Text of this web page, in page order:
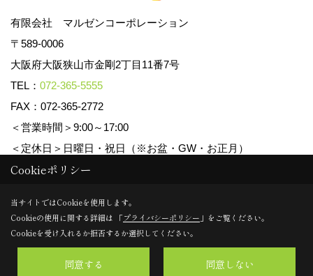
有限会社 マルゼンコーポレーション
〒589-0006
大阪府大阪狭山市金剛2丁目11番7号
TEL： 072-365-5555
FAX：072-365-2772
＜営業時間＞9:00～17:00
＜定休日＞日曜日・祝日（※お盆・GW・お正月）
Copyright (c) マルゼンコーポレーション. All Rights Reserved.
Produced byゴデスクリエイト
Cookieポリシー
当サイトではCookieを使用します。
Cookieの使用に関する詳細は 「プライバシーポリシー 」をご覧ください。
Cookieを受け入れるか拒否するか選択してください。
同意する 同意しない